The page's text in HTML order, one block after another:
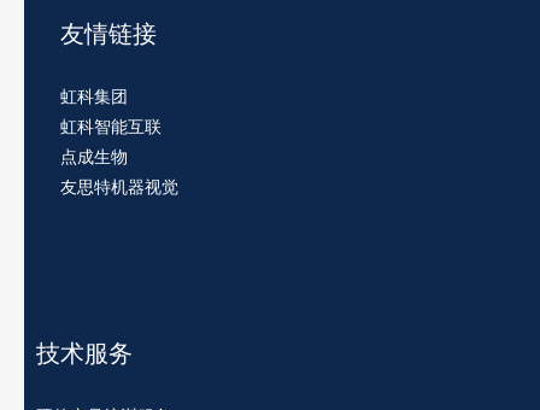
友情链接
虹科集团
虹科智能互联
点成生物
友思特机器视觉
技术服务